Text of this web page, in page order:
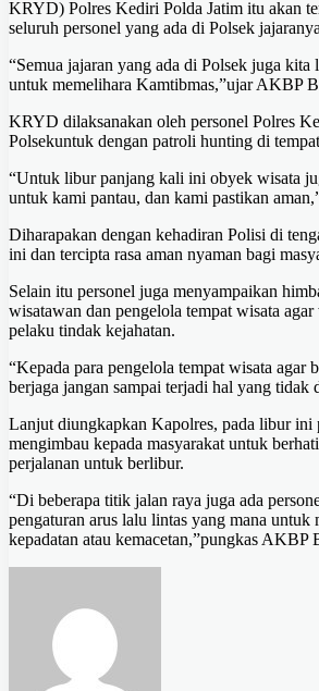
KRYD) Polres Kediri Polda Jatim itu akan
seluruh personel yang ada di Polsek
“Semua jajaran yang ada di Polsek juga
untuk memelihara Kamtibmas,”ujar AKBP
KRYD dilaksanakan oleh personel Polres
Polsekuntuk dengan patroli hunting di
“Untuk libur panjang kali ini obyek wisata
untuk kami pantau, dan kami pastikan
Diharapakan dengan kehadiran Polisi di
ini dan tercipta rasa aman nyaman bagi
Selain itu personel juga menyampaikan
wisatawan dan pengelola tempat wisata agar
pelaku tindak kejahatan.
“Kepada para pengelola tempat wisata agar
berjaga jangan sampai terjadi hal yang tidak
Lanjut diungkapkan Kapolres, pada libur ini
mengimbau kepada masyarakat untuk
perjalanan untuk berlibur.
“Di beberapa titik jalan raya juga ada
pengaturan arus lalu lintas yang mana untuk
kepadatan atau kemacetan,”pungkas AKBP